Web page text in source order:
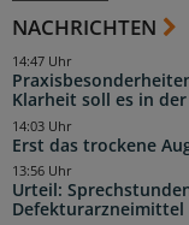
NACHRICHTEN
Klarheit soll es in
14:47 Uhr
Erst das trockene
14:03 Uhr
Urteil:
Defekturarzneimittel
13:56 Uhr